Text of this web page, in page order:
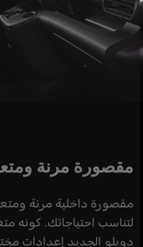
مقصورة مرنة
مقصورة داخلية مرنة
لتناسب احتياجاتك. كونه
دوبلو الجديد إعدادات